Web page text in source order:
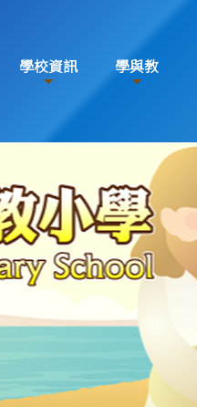
學校資訊 學與教